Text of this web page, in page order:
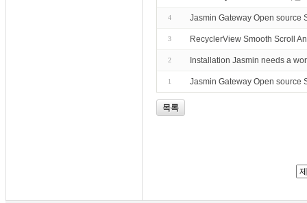
4 Jasmin Gateway Open source
3 RecyclerView Smooth Scroll
2 Installation Jasmin needs a
1 Jasmin Gateway Open source
목록